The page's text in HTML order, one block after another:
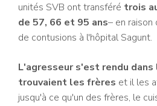
unités SVB ont transféré trois
de 57, 66 et 95 ans– en raison
de contusions à l'hôpital Sagunt.
L'agresseur s'est rendu
trouvaient les frères et il les
jusqu'à ce qu'un des frères, le